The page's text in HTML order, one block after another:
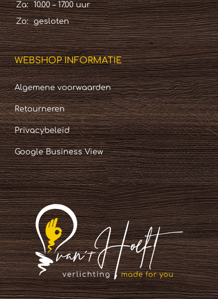
Za:
10.00 – 17.00 uur
Zo:
gesloten
WEBSHOP INFORMATIE
Algemene voorwaarden
Retourneren
Privacybeleid
Google Business View